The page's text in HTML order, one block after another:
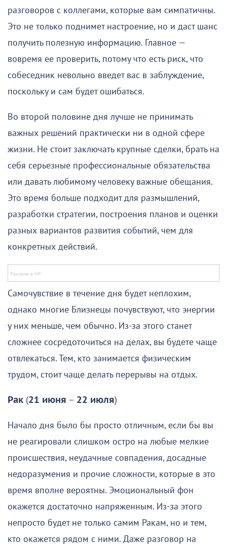
разговоров с коллегами, которые вам симпатичны.
Это не только поднимет настроение, но и даст шанс
получить полезную информацию. Главное —
вовремя ее проверить, потому что есть риск, что
собеседник невольно введет вас в заблуждение,
поскольку и сам будет ошибаться.
Во второй половине дня лучше не принимать
важных решений практически ни в одной сфере
жизни. Не стоит заключать крупные сделки, брать на
себя серьезные профессиональные обязательства
или давать любимому человеку важные обещания.
Это время больше подходит для размышлений,
разработки стратегии, построения планов и оценки
разных вариантов развития событий, чем для
конкретных действий.
Самочувствие в течение дня будет неплохим,
однако многие Близнецы почувствуют, что энергии
у них меньше, чем обычно. Из-за этого станет
сложнее сосредоточиться на делах, вы будете чаще
отвлекаться. Тем, кто занимается физическим
трудом, стоит чаще делать перерывы на отдых.
Рак (21 июня – 22 июля)
Начало дня было бы просто отличным, если бы вы
не реагировали слишком остро на любые мелкие
происшествия, неудачные совпадения, досадные
недоразумения и прочие сложности, которые в это
время вполне вероятны. Эмоциональный фон
окажется достаточно напряженным. Из-за этого
непросто будет не только самим Ракам, но и тем,
кто окажется рядом с ними. Даже разговор на